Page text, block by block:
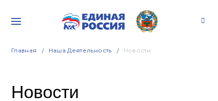
Главная Наша Деятельность Новости
Новости